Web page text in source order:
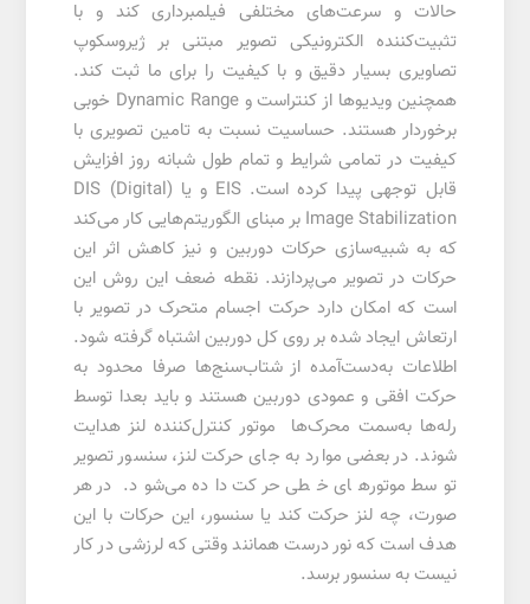
حالات و سرعت‌های مختلفی فیلمبرداری کند و با
تثبیت‌کننده الکترونیکی تصویر مبتنی بر ژیروسکوپ
تصاویری بسیار دقیق و با کیفیت را برای ما ثبت کند.
همچنین ویدیوها از کنتراست و Dynamic Range خوبی
برخوردار هستند. حساسیت نسبت به تامین تصویری با
کیفیت در تمامی شرایط و تمام طول شبانه روز افزایش
قابل توجهی پیدا کرده است. EIS و یا (DIS (Digital
Image Stabilization بر مبنای الگوریتم‌هایی کار می‌کند
که به شبیه‌سازی حرکات دوربین و نیز کاهش اثر این
حرکات در تصویر می‌پردازند. نقطه ضعف این روش این
است که امکان دارد حرکت اجسام متحرک در تصویر با
ارتعاش ایجاد شده بر روی کل دوربین اشتباه گرفته شود.
اطلاعات به‌دست‌آمده از شتاب‌سنج‌ها صرفا محدود به
حرکت افقی و عمودی دوربین هستند و باید بعدا توسط
رله‌ها به‌سمت محرک‌ها موتور کنترل‌کننده لنز هدایت
شوند. در بعضی موارد به جای حرکت لنز، سنسور تصویر
توسط موتورهای خطی حرکت داده می‌شود. در هر
صورت‌، چه لنز حرکت کند یا سنسور، این حرکات با این
هدف است که نور درست همانند وقتی که لرزشی در کار
نیست به سنسور برسد.